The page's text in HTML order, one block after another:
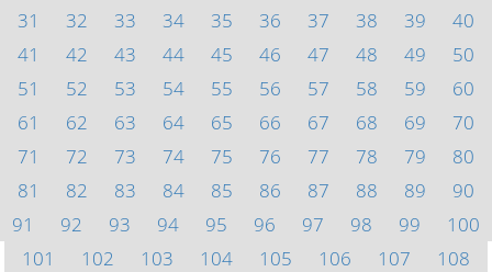
31
32 33 34 35 36 37 38 39
40
41
42 43 44 45 46 47 48 49
50
51
52 53 54 55 56 57 58 59
60
61
62 63 64 65 66 67 68 69
70
71
72 73 74 75 76 77 78 79
80
81
82 83 84 85 86 87 88 89
90
91
92 93 94 95 96 97 98 99
100
101
102 103 104 105 106 107
108